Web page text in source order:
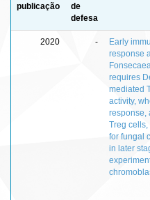
publicação
de
defesa
2020 -
Early
response
requires
mediated
activity,
response,
Treg cells,
for fungal
in later